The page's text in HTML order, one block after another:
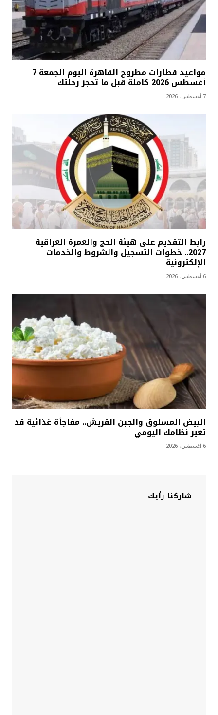
مواعيد قطارات مطروح القاهرة اليوم الجمعة 7
أغسطس 2026 كاملة قبل ما تحجز رحلتك
7 أغسطس، 2026
رابط التقديم على هيئة الحج والعمرة العراقية
2027.. خطوات التسجيل والشروط والخدمات
الإلكترونية
6 أغسطس، 2026
البيض المسلوق والجبن القريش.. مفاجأة غذائية قد
تغير نظامك اليومي
6 أغسطس، 2026
شاركنا رأيك